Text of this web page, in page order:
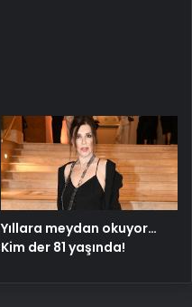
Yıllara meydan okuyor…
Kim der 81 yaşında!